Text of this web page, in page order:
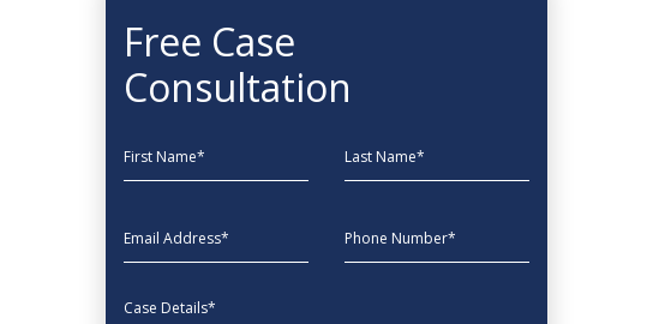
Free Case
Consultation
First Name Last Name
EmailAddress phone
Message